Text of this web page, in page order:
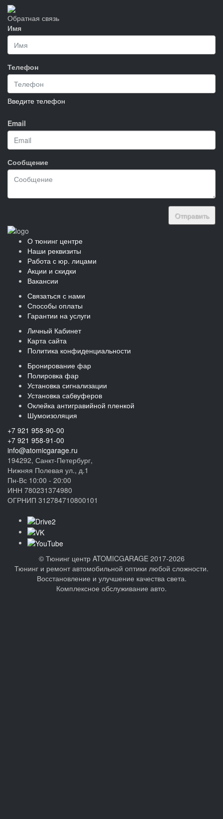
Обратная связь
Имя
Телефон
Введите телефон
Email
Сообщение
Отправить
О тюнинг центре
Наши реквизиты
Работа с юр. лицами
Акции и скидки
Вакансии
Связаться с нами
Способы оплаты
Гарантии на услуги
Личный Кабинет
Карта сайта
Политика конфиденциальности
Бронирование фар
Полировка фар
Установка сигнализации
Установка сабвуферов
Оклейка антигравийной пленкой
Шумоизоляция
+7 921 958-90-00
+7 921 958-91-00
info@atomicgarage.ru
194292, Санкт-Петербург,
Нижняя Полевая ул., д.1
Пн-Вс 10:00 - 20:00
ИНН 780231374980
ОГРНИП 312784710800101
© Тюнинг центр ATOMICGARAGE 2017-2026
Тюнинг и ремонт автомобильной оптики любой сложности.
Восстановление и улучшение качества света.
Комплексное обслуживание авто.